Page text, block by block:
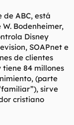
de ABC, está
Bodenheimer,
Disney
SOAPnet e
de clientes
tiene 84 millones
(parte
sirve
cristiano